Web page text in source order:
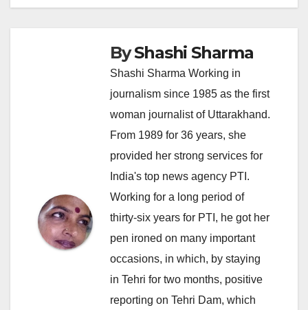
ByShashi Sharma
Shashi Sharma Working in
journalism since 1985 as the first
woman journalist of Uttarakhand.
From 1989 for 36 years, she
provided her strong services for
India's top news agency PTI.
Working for a long period of
thirty-six years for PTI, he got her
pen ironed on many important
occasions, in which, by staying
in Tehri for two months, positive
reporting on Tehri Dam, which